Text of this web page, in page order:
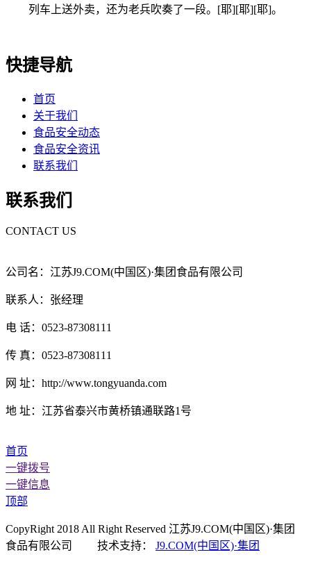
列车上送外卖，还为老兵吹奏了一段。[耶][耶][耶]。
快捷导航
首页
关于我们
食品安全动态
食品安全资讯
联系我们
联系我们
CONTACT US
公司名：江苏J9.COM(中国区)·集团食品有限公司
联系人：张经理
电 话：0523-87308111
传 真：0523-87308111
网 址：http://www.tongyuanda.com
地 址：江苏省泰兴市黄桥镇通联路1号
首页
一键拨号
一键信息
顶部
CopyRight 2018 All Right Reserved 江苏J9.COM(中国区)·集团
食品有限公司 技术支持： J9.COM(中国区)·集团